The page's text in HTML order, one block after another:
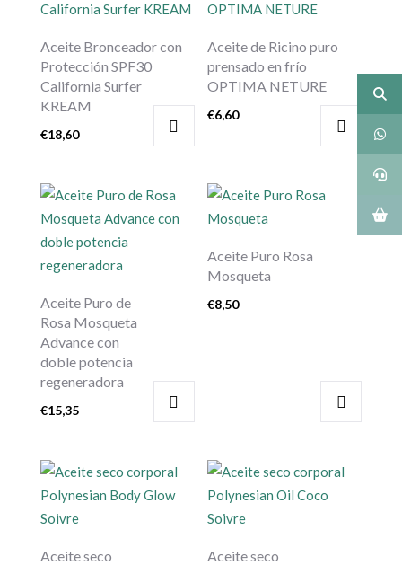
Aceite Bronceador con
Protección SPF30
California Surfer
KREAM
€18,60
Aceite de Ricino puro
prensado en frío
OPTIMA NETURE
€6,60
Aceite Puro de
Rosa Mosqueta
Advance con
doble potencia
regeneradora
€15,35
Aceite Puro Rosa
Mosqueta
€8,50
Aceite seco
Aceite seco